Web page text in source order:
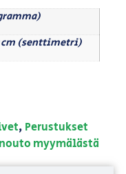
cm (senttimetri)
, Perustukset
myymälästä